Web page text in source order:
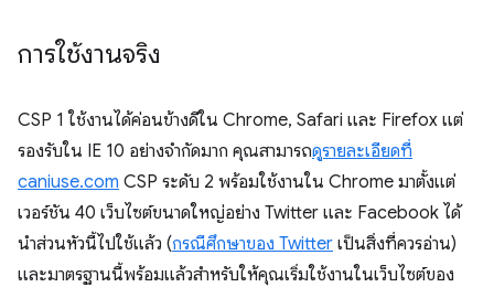
การใช้งานจริง
CSP 1 ใช้งานได้ค่อนข้างดีใน Chrome, Safari และ Firefox แต่
รองรับใน IE 10 อย่างจำกัดมาก คุณสามารถดูรายละเอียดที่
caniuse.com CSP ระดับ 2 พร้อมใช้งานใน Chrome มาตั้งแต่
เวอร์ชัน 40 เว็บไซต์ขนาดใหญ่อย่าง Twitter และ Facebook ได้
นำส่วนหัวนี้ไปใช้แล้ว (กรณีศึกษาของ Twitter เป็นสิ่งที่ควรอ่าน)
และมาตรฐานนี้พร้อมแล้วสําหรับให้คุณเริ่มใช้งานในเว็บไซต์ของ